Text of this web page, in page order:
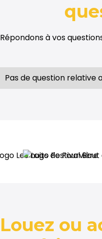
Répondons à vos
Pas de question relative
Louez ou